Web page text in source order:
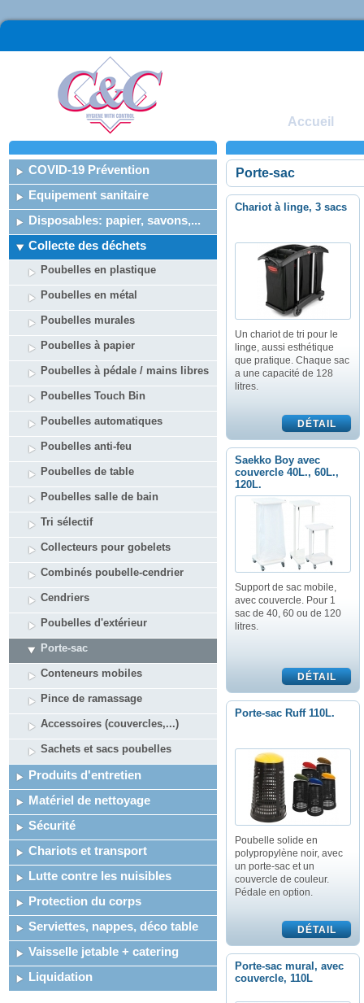
Accueil
COVID-19 Prévention
Equipement sanitaire
Disposables: papier, savons,...
Collecte des déchets
Poubelles en plastique
Poubelles en métal
Poubelles murales
Poubelles à papier
Poubelles à pédale / mains libres
Poubelles Touch Bin
Poubelles automatiques
Poubelles anti-feu
Poubelles de table
Poubelles salle de bain
Tri sélectif
Collecteurs pour gobelets
Combinés poubelle-cendrier
Cendriers
Poubelles d'extérieur
Porte-sac
Conteneurs mobiles
Pince de ramassage
Accessoires (couvercles,...)
Sachets et sacs poubelles
Produits d'entretien
Matériel de nettoyage
Sécurité
Chariots et transport
Lutte contre les nuisibles
Protection du corps
Serviettes, nappes, déco table
Vaisselle jetable + catering
Liquidation
Porte-sac
Chariot à linge, 3 sacs
Un chariot de tri pour le
linge, aussi esthétique
que pratique. Chaque sac
a une capacité de 128
litres.
Saekko Boy avec
couvercle 40L., 60L.,
120L.
Support de sac mobile,
avec couvercle. Pour 1
sac de 40, 60 ou de 120
litres.
Porte-sac Ruff 110L.
Poubelle solide en
polypropylène noir, avec
un porte-sac et un
couvercle de couleur.
Pédale en option.
Porte-sac mural, avec
couvercle, 110L